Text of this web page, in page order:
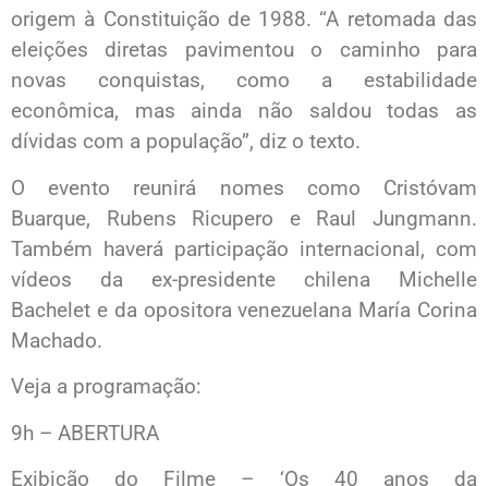
origem à Constituição de 1988. “A retomada das
eleições diretas pavimentou o caminho para
novas conquistas, como a estabilidade
econômica, mas ainda não saldou todas as
dívidas com a população”, diz o texto.
O evento reunirá nomes como Cristóvam
Buarque, Rubens Ricupero e Raul Jungmann.
Também haverá participação internacional, com
vídeos da ex-presidente chilena Michelle
Bachelet e da opositora venezuelana María Corina
Machado.
Veja a programação:
9h – ABERTURA
Exibição do Filme – ‘Os 40 anos da